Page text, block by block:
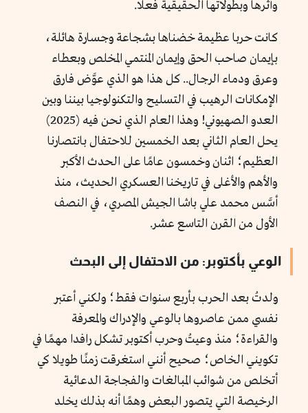
وأثرها وبطولاتها الحقيقية فعلا.
كانت حربا عظيمة خضناها بشجاعة وجسارة هائلة،
بإيمان صاحب الحق وإيمان المنتمي المخلص وبعطاء
وعرق ودماء الرجال.. كل هذا هو الذي عوَّض فارق
الإمكانات الرهيب في التسليح والتكنولوجيا بيننا وبين
العدو الصهيوني! وهذا العام الذي نحن فيه (2025)
يحل العام الثاني بعد الخمسين للاحتفال بانتصارنا
العظيم؛ اثنان وخمسون عامًا على الحدث الأكبر
والأهم والأغلى في تاريخنا العسكري الحديث، منذ
أسَّس محمد علي باشا الجيش المصري، في النصف
الأول من القرن التاسع عشر.
الوعي بأكتوبر: من الاحتفال إلى البحث
ولدتُ بعد الحرب بأربع سنوات فقط؛ ولكني أعتبر
نفسي ممن عاصروها بالوعي والإدراك والمعرفة
والقراءة؛ منذ وعيتُ وحرب أكتوبر تشكل رافدا مهمًا في
تكويني الخاص؛ صحيح أنني استغرقت زمنًا طويلا كي
أتخلص من شوائب المبالغات والفجاجة الدعائية
الرخيصة التي يتصور البعض وهمًا أنه بذلك يخلد